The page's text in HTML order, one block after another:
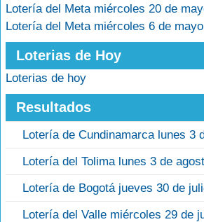
Lotería del Meta miércoles 20 de
Lotería del Meta miércoles 6 de
Loterias de Hoy
Loterias de hoy
Resultados
Lotería de Cundinamarca lunes 3
Lotería del Tolima lunes 3 de
Lotería de Bogotá jueves 30 de
Lotería del Valle miércoles 29 de